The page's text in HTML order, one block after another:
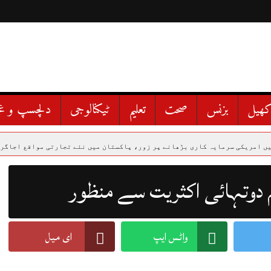
بزنس صحت تعلیم ٹیکنالوجی دلچسپ و
کاری بڑھانے پر زور، پاکستان میں نئے تجارتی مواقع اجاگر ہنگو میں
واٹس ایپ ای میل